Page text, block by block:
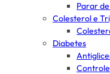
Parar
Colesterol e
Diabetes